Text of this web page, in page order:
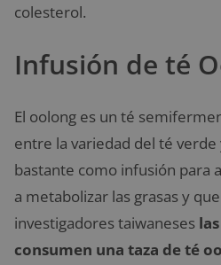
colesterol.
Infusión de té
El oolong es un té
entre la variedad del té verde
bastante como infusión para
a metabolizar las grasas y
investigadores taiwaneses
consumen una taza de té